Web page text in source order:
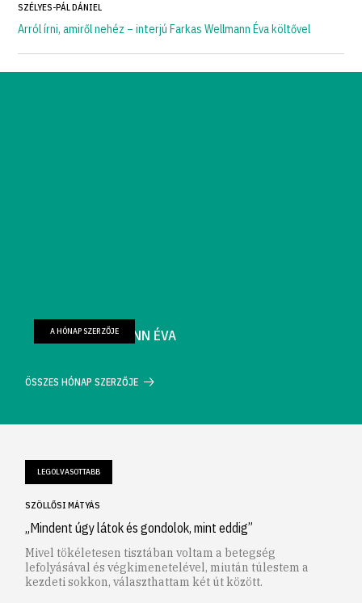
SZÉLYES-PÁL DÁNIEL
Arról írni, amiről nehéz – interjú Farkas Wellmann Éva költővel
FARKAS WELLMANN ÉVA
A HÓNAP SZERZŐJE
ÖSSZES HÓNAP SZERZŐJE
LEGOLVASOTTABB
SZÖLLŐSI MÁTYÁS
„Mindent úgy látok és gondolok, mint eddig”
Mivel tökéletesen tisztában voltam a betegség
lefolyásával és végkimenetelével, miután túlestem a
kezdeti sokkon, választhattam két út között.